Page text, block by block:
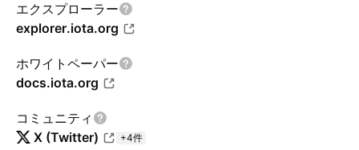
エクスプローラー
explorer.iota.org
ホワイトペーパー
docs.iota.org
コミュニティ
X (Twitter)
+4件